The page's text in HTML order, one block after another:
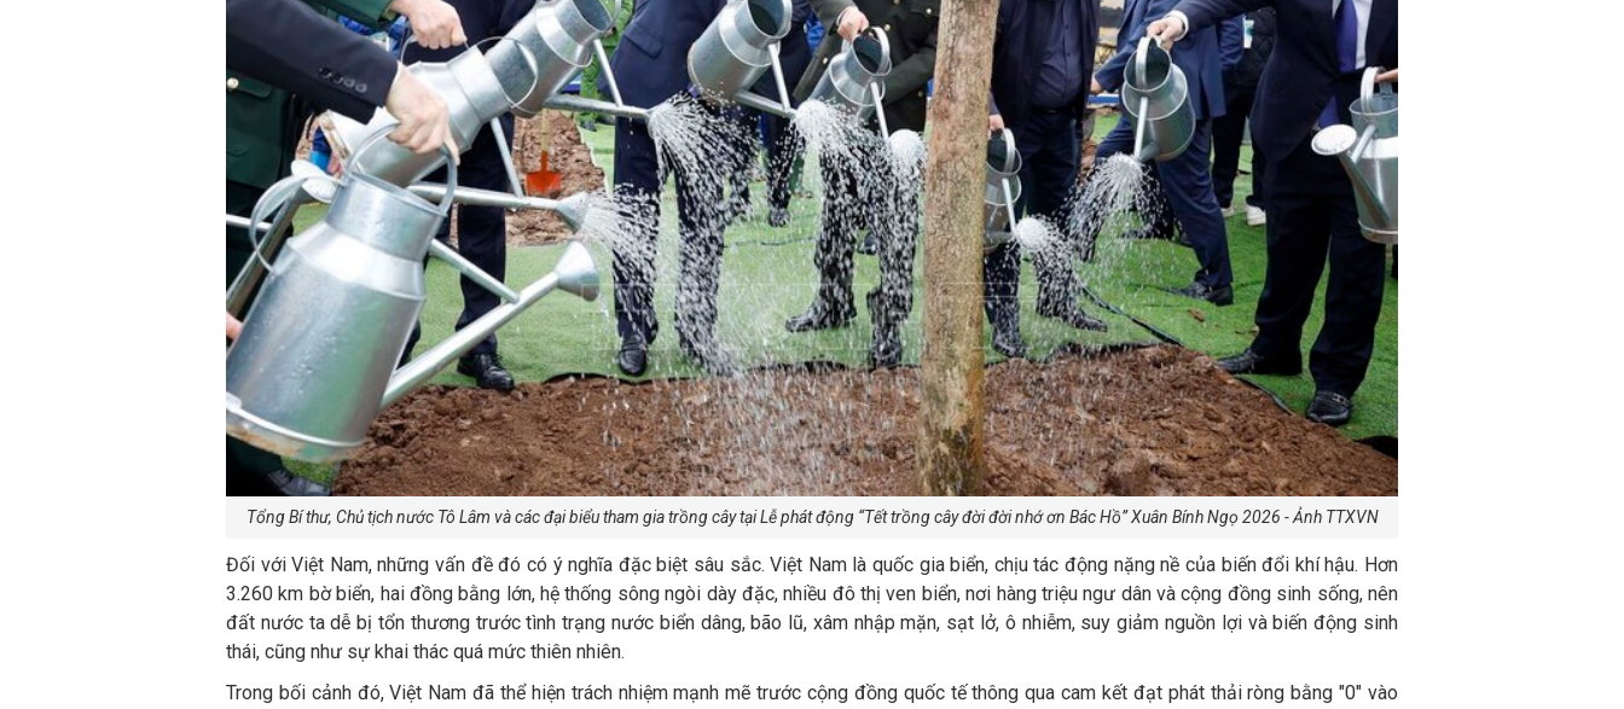
Tổng Bí thư, Chủ tịch nước Tô Lâm và các đại biểu tham gia trồng cây tại Lễ phát động “Tết trồng cây đời đời nhớ ơn Bác Hồ” Xuân Bính Ngọ 2026 - Ảnh TTXVN
Đối với Việt Nam, những vấn đề đó có ý nghĩa đặc biệt sâu sắc. Việt Nam là quốc gia biển, chịu tác động nặng nề của biến đổi khí hậu. Hơn
3.260 km bờ biển, hai đồng bằng lớn, hệ thống sông ngòi dày đặc, nhiều đô thị ven biển, nơi hàng triệu ngư dân và cộng đồng sinh sống, nên
đất nước ta dễ bị tổn thương trước tình trạng nước biển dâng, bão lũ, xâm nhập mặn, sạt lở, ô nhiễm, suy giảm nguồn lợi và biến động sinh
thái, cũng như sự khai thác quá mức thiên nhiên.
Trong bối cảnh đó, Việt Nam đã thể hiện trách nhiệm mạnh mẽ trước cộng đồng quốc tế thông qua cam kết đạt phát thải ròng bằng "0" vào